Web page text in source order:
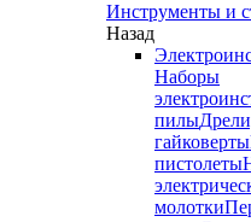
Инструменты и
Назад
Наборы
пилы
гайковерты
пистолеты
молотки